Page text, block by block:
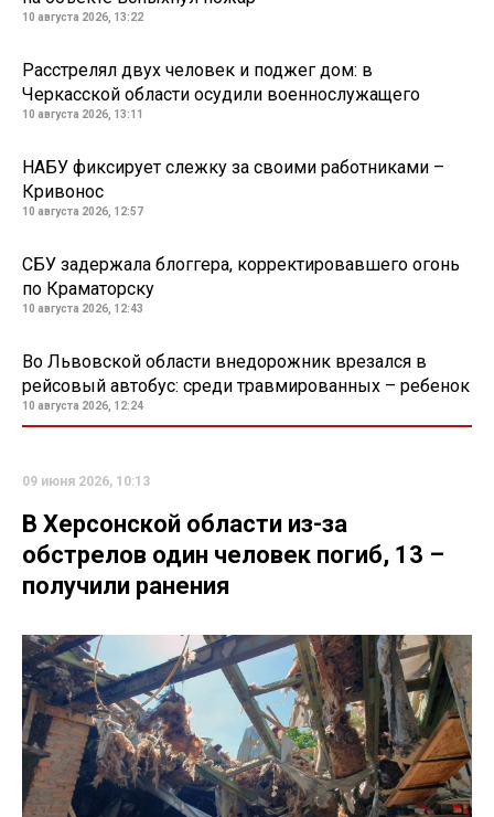
10 августа 2026, 13:22
Расстрелял двух человек и поджег дом: в
Черкасской области осудили военнослужащего
10 августа 2026, 13:11
НАБУ фиксирует слежку за своими работниками –
Кривонос
10 августа 2026, 12:57
СБУ задержала блоггера, корректировавшего огонь
по Краматорску
10 августа 2026, 12:43
Во Львовской области внедорожник врезался в
рейсовый автобус: среди травмированных – ребенок
10 августа 2026, 12:24
09 июня 2026, 10:13
В Херсонской области из-за
обстрелов один человек погиб, 13 –
получили ранения